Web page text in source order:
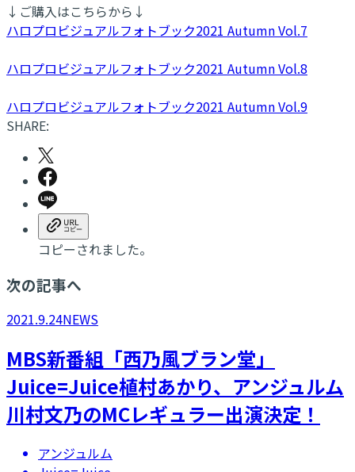
↓ご購入はこちらから↓
ハロプロビジュアルフォトブック2021 Autumn Vol.7
ハロプロビジュアルフォトブック2021 Autumn Vol.8
ハロプロビジュアルフォトブック2021 Autumn Vol.9
SHARE:
コピーされました。
次の記事へ
2021.9.24NEWS
​MBS新番組「西乃風ブラン堂」
Juice=Juice植村あかり、アンジュルム
川村文乃のMCレギュラー出演決定！
アンジュルム